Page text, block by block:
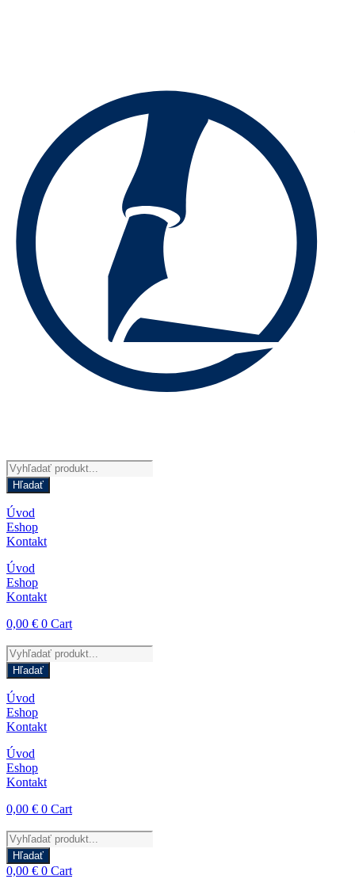
Products
search
Hľadať
Úvod
Eshop
Kontakt
Úvod
Eshop
Kontakt
0,00 € 0 Cart
Products
search
Hľadať
Úvod
Eshop
Kontakt
Úvod
Eshop
Kontakt
0,00 € 0 Cart
Products
search
Hľadať
0,00 € 0 Cart